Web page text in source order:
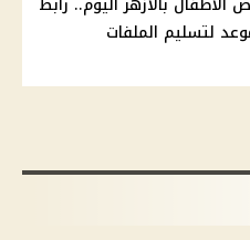
لتسليم الملفات